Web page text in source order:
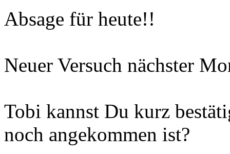
Absage für heute!!
Neuer Versuch nächster
Tobi kannst Du kurz
noch angekommen ist?